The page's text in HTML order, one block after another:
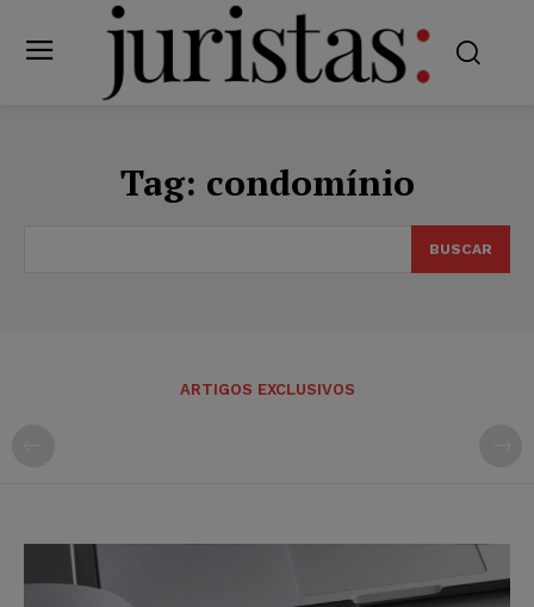
Tag: condomínio
BUSCAR
ARTIGOS EXCLUSIVOS